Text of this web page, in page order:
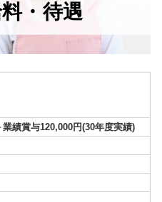
・待遇
績賞与120,000円(30年度実績)